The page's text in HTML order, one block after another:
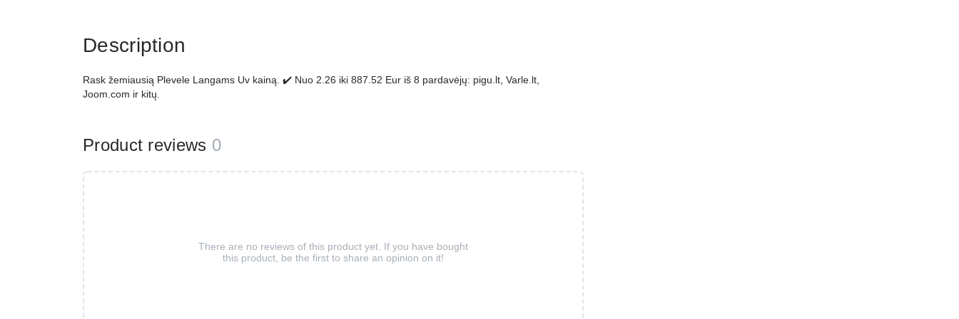
Description
Rask žemiausią Plevele Langams Uv kainą. ✔️ Nuo 2.26 iki 887.52 Eur iš 8 pardavėjų: pigu.lt, Varle.lt,
Joom.com ir kitų.
Product reviews 0
There are no reviews of this product yet. If you have bought
this product, be the first to share an opinion on it!